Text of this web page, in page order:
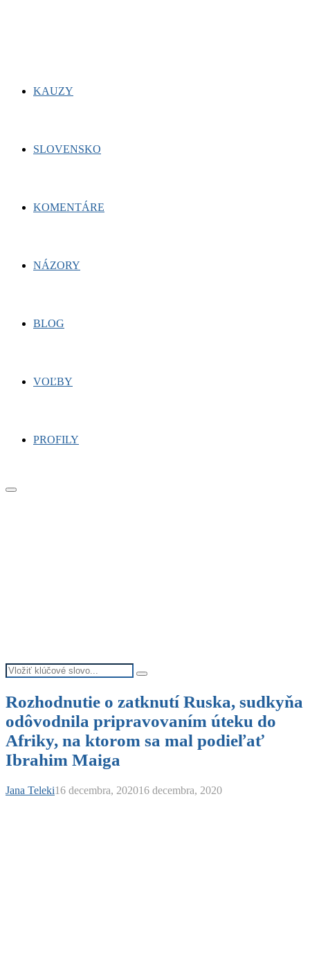
KAUZY
SLOVENSKO
KOMENTÁRE
NÁZORY
BLOG
VOĽBY
PROFILY
Primary
Search
for:
Search
Rozhodnutie o zatknutí Ruska, sudkyňa
odôvodnila pripravovaním úteku do
Afriky, na ktorom sa mal podieľať
Ibrahim Maiga
Jana Teleki16 decembra, 202016 decembra, 2020